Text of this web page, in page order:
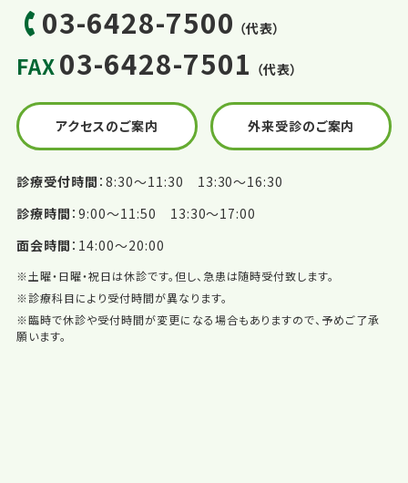
03-6428-7500 （代表）
FAX03-6428-7501 （代表）
アクセスのご案内 外来受診のご案内
診療受付時間 8:30〜11:30 13:30〜16:30
診療時間 9:00〜11:50 13:30〜17:00
面会時間 14:00〜20:00
※土曜・日曜・祝日は休診です。但し、急患は随時受付致します。
※診療科目により受付時間が異なります。
※臨時で休診や受付時間が変更になる場合もありますので、予めご了承
願います。